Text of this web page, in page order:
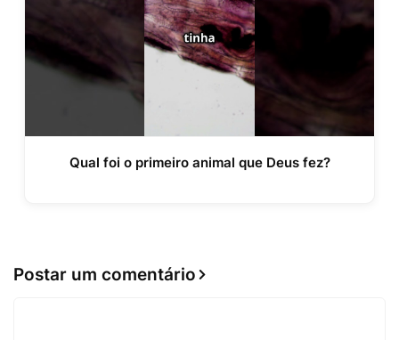
Qual foi o primeiro animal que Deus fez?
Postar um comentário